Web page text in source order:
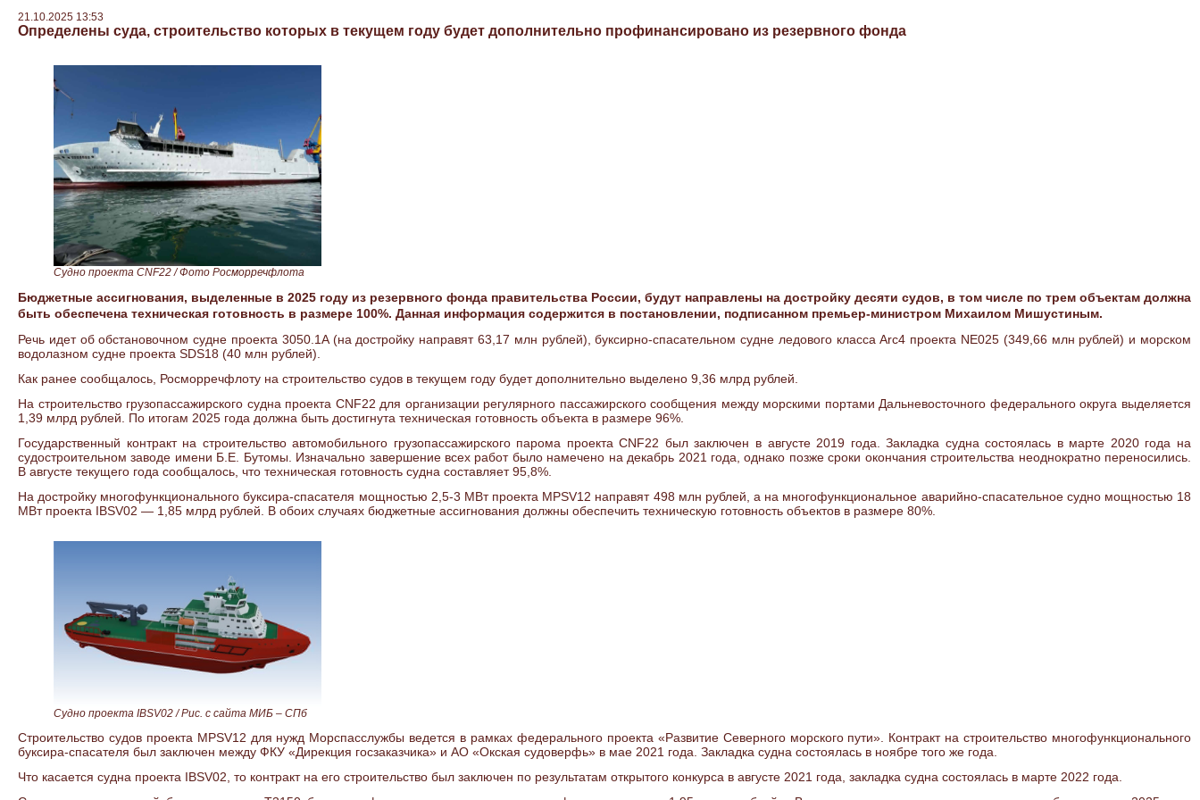
21.10.2025 13:53
Определены суда, строительство которых в текущем году будет дополнительно профинансировано из резервного фонда
Судно проекта CNF22/ Фото Росморречфлота
Бюджетные ассигнования, выделенные в 2025 году из резервного фонда правительства России, будут направлены на достройку десяти судов, в том числе по трем объектам должна
быть обеспечена техническая готовность в размере 100%. Данная информация содержится в постановлении, подписанном премьер-министром Михаилом Мишустиным.
Речь идет об обстановочном судне проекта 3050.1A (на достройку направят 63,17 млн рублей), буксирно-спасательном судне ледового класса Arc4 проекта NE025 (349,66 млн рублей) и морском
водолазном судне проекта SDS18 (40 млн рублей).
Как ранее сообщалось, Росморречфлоту на строительство судов в текущем году будет дополнительно выделено 9,36 млрд рублей.
На строительство грузопассажирского судна проекта CNF22 для организации регулярного пассажирского сообщения между морскими портами Дальневосточного федерального округа выделяется
1,39 млрд рублей. По итогам 2025 года должна быть достигнута техническая готовность объекта в размере 96%.
Государственный контракт на строительство автомобильного грузопассажирского парома проекта СNF22 был заключен в августе 2019 года. Закладка судна состоялась в марте 2020 года на
судостроительном заводе имени Б.Е. Бутомы. Изначально завершение всех работ было намечено на декабрь 2021 года, однако позже сроки окончания строительства неоднократно переносились.
В августе текущего года сообщалось, что техническая готовность судна составляет 95,8%.
На достройку многофункционального буксира-спасателя мощностью 2,5-3 МВт проекта MPSV12 направят 498 млн рублей, а на многофункциональное аварийно-спасательное судно мощностью 18
МВт проекта IBSV02 — 1,85 млрд рублей. В обоих случаях бюджетные ассигнования должны обеспечить техническую готовность объектов в размере 80%.
Судно проекта IBSV02 /Рис. с сайта МИБ ‒ СПб
Строительство судов проекта MPSV12 для нужд Морспасслужбы ведется в рамках федерального проекта «Развитие Северного морского пути». Контракт на строительство многофункционального
буксира-спасателя был заключен между ФКУ «Дирекция госзаказчика» и АО «Окская судоверфь» в мае 2021 года. Закладка судна состоялась в ноябре того же года.
Что касается судна проекта IBSV02, то контракт на его строительство был заключен по результатам открытого конкурса в августе 2021 года, закладка судна состоялась в марте 2022 года.